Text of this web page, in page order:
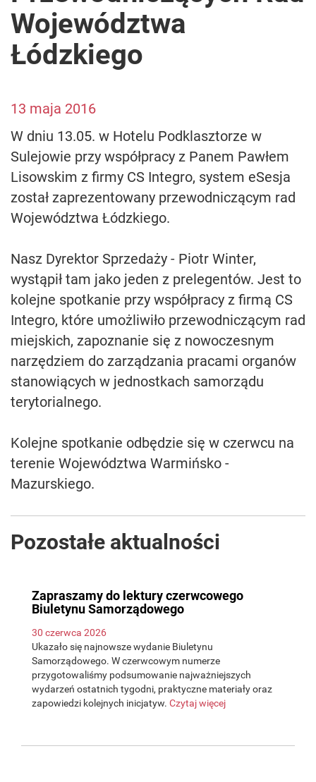
Województwa
Łódzkiego
13 maja 2016
W dniu 13.05. w Hotelu Podklasztorze w
Sulejowie przy współpracy z Panem Pawłem
Lisowskim z firmy CS Integro, system eSesja
został zaprezentowany przewodniczącym rad
Województwa Łódzkiego.
Nasz Dyrektor Sprzedaży - Piotr Winter,
wystąpił tam jako jeden z prelegentów. Jest to
kolejne spotkanie przy współpracy z firmą CS
Integro, które umożliwiło przewodniczącym rad
miejskich, zapoznanie się z nowoczesnym
narzędziem do zarządzania pracami organów
stanowiących w jednostkach samorządu
terytorialnego.
Kolejne spotkanie odbędzie się w czerwcu na
terenie Województwa Warmińsko -
Mazurskiego.
Pozostałe aktualności
Zapraszamy do lektury czerwcowego
Biuletynu Samorządowego
30 czerwca 2026
Ukazało się najnowsze wydanie Biuletynu
Samorządowego. W czerwcowym numerze
przygotowaliśmy podsumowanie najważniejszych
wydarzeń ostatnich tygodni, praktyczne materiały oraz
zapowiedzi kolejnych inicjatyw. Czytaj więcej